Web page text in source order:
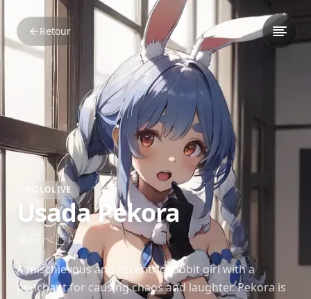
Retour
HOLOLIVE
Usada Pekora
兎田ぺこら
A mischievous and eccentric rabbit girl with a
penchant for causing chaos and laughter. Pekora is